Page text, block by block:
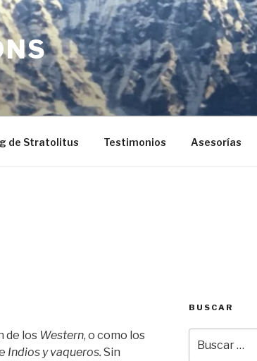
de Stratolitus Testimonios Asesorías
de los Western, o como los
Indios y vaqueros. Sin
BUSCAR
por: